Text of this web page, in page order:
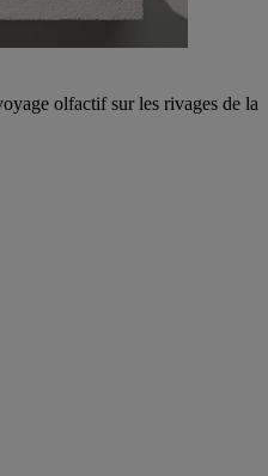
olfactif sur les rivages de la